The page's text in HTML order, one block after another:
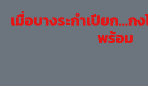
เมื่อบางระกำเปียก...ก
พร้อม